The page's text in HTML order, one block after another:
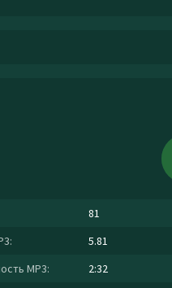
81
5.81
MP3:
2:32